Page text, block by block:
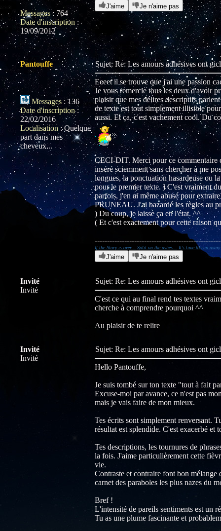
Messages : 764
Date d'inscription :
19/09/2012
J'aime Je n'aime pas
Pantouffe
Messages:136
Date d'inscription:
22/02/2016
Localisation :Quelque
part dans mes
cheveux...
Sujet: Re: Les amours adhésives ont
Eeeet il se trouve que j'ai une passion
Je vous remercie tous les deux d'avoir
plaisir que mes délires descriptifs
de texte est tout simplement illisible
aussi. Et ça, c'est vachement cool. Du
CECI-DIT. Merci pour ce commentaire
inséré sciemment sans chercher à me
longues, la ponctuation hasardeuse ou
pour le premier texte. ) C'est vraiment
parfois, j'en ai même abusé pour
PRUNEAU. J'ai bazardé les règles au
) Du coup, je laisse ça en l'état. ^^
( Et c'est exactement pour cette raison
If the Story is over... Split on the ashes... It's time to run
J'aime Je n'aime pas
Invité
Invité
Sujet: Re: Les amours adhésives ont
C'est ce qui au final rend tes textes
cherche à comprendre pourquoi ^^
Au plaisir de te relire
Invité
Invité
Sujet: Re: Les amours adhésives ont
Hello Pantouffe,
Je suis tombé sur ton texte "tout à fait
Excuse-moi par avance, ce n'est pas
mais je vais faire de mon mieux.
Tes écrits sont simplement renversant.
résultat est splendide. C'est exacerbé et
Tes descriptions, les tournures de
la fois. J'aime particulièrement cette
vie.
Contraste et contraire font bon
carnet des paraboles les plus nazes du
Bref !
L'intensité de pareils sentiments est un
Tu as une plume fascinante et